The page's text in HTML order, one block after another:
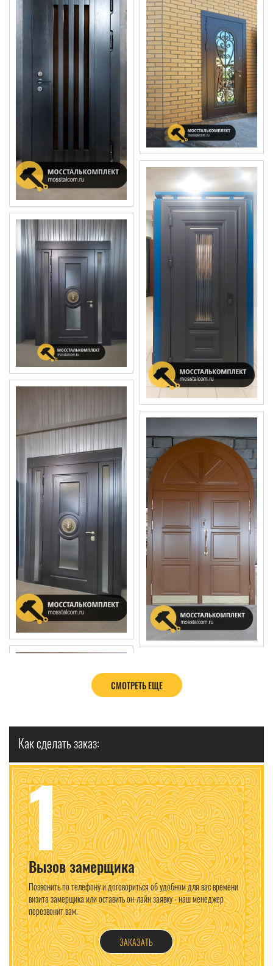
СМОТРЕТЬ ЕЩЕ
Как сделать заказ:
1
Вызов замерщика
Позвонить по телефону и договориться об удобном для вас времени
визита замерщика или оставить он-лайн заявку - наш менеджер
перезвонит вам.
ЗАКАЗАТЬ